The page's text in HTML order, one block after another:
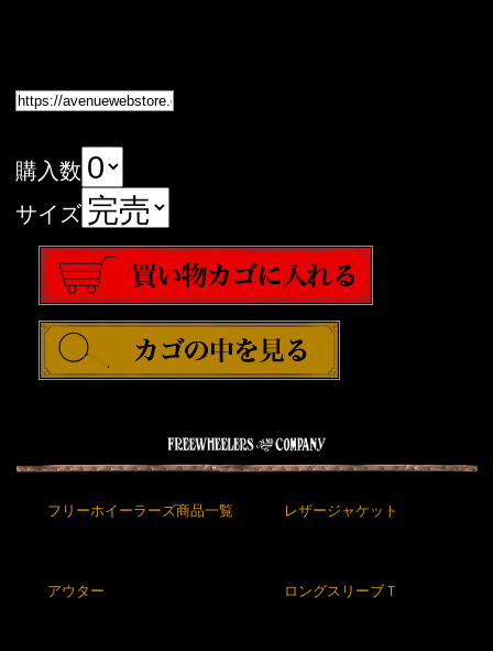
購入数
サイズ
フリーホイーラーズ商品一覧 レザージャケット
アウター ロングスリーブＴ